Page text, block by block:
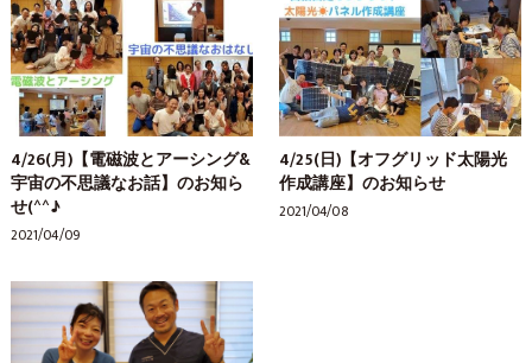
4/26(月)【電磁波とアーシング&
宇宙の不思議なお話】のお知ら
せ(^^♪
2021/04/09
4/25(日)【オフグリッド太陽光
作成講座】のお知らせ
2021/04/08